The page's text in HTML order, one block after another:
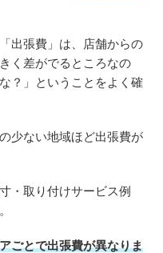
出張費」は、店舗からの
く差がでるところなの
？」ということをよく確
少ない地域ほど出張費が
・取り付けサービス例
ごとで出張費が異なりま